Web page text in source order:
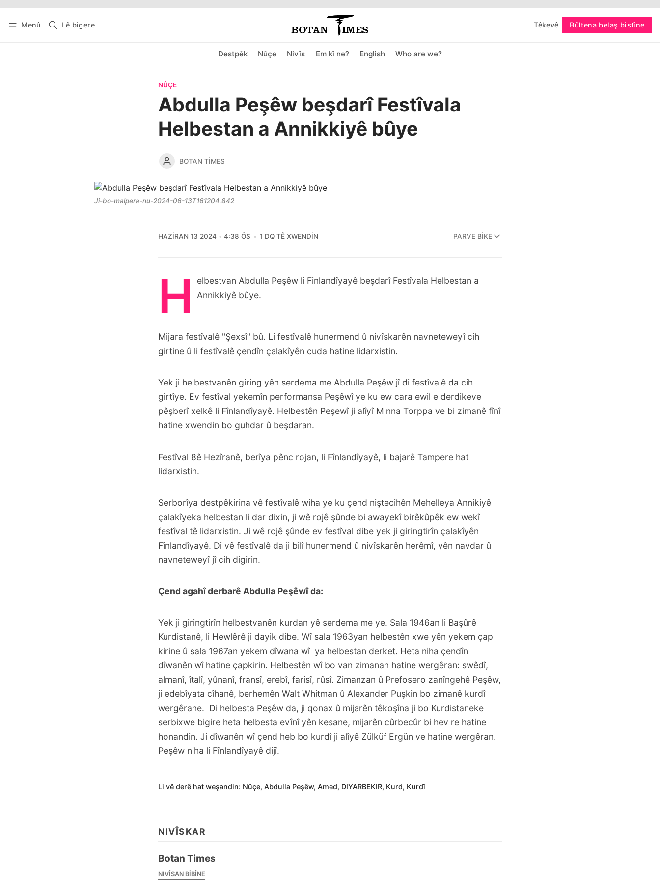
Menû Lê bigere Têkevê Bûltena belaş bistîne
Destpêk Nûçe Nivîs Em kî ne? English Who are we?
Têkevê Bûltena belaş bistîne bişopîne
NÛÇE
Abdulla Peşêw beşdarî Festîvala
Helbestan a Annikkiyê bûye
BOTAN TIMES
Ji-bo-malpera-nu-2024-06-13T161204.842
HAZIRAN 13 2024 4:38 ÖS 1 DQ TÊ XWENDIN PARVE BIKE
H
elbestvan Abdulla Peşêw li Finlandîyayê beşdarî Festîvala Helbestan a
Annikkiyê bûye.
Mijara festîvalê "Şexsî" bû. Li festîvalê hunermend û nivîskarên navneteweyî cih
girtine û li festîvalê çendîn çalakîyên cuda hatine lidarxistin.
Yek ji helbestvanên giring yên serdema me Abdulla Peşêw jî di festîvalê da cih
girtîye. Ev festîval yekemîn performansa Peşêwî ye ku ew cara ewil e derdikeve
pêşberî xelkê li Fînlandîyayê. Helbestên Peşewî ji alîyî Minna Torppa ve bi zimanê fînî
hatine xwendin bo guhdar û beşdaran.
Festîval 8ê Hezîranê, berîya pênc rojan, li Fînlandîyayê, li bajarê Tampere hat
lidarxistin.
Serborîya destpêkirina vê festîvalê wiha ye ku çend niştecihên Mehelleya Annikiyê
çalakîyeka helbestan li dar dixin, ji wê rojê şûnde bi awayekî birêkûpêk ew wekî
festîval tê lidarxistin. Ji wê rojê şûnde ev festîval dibe yek ji giringtirîn çalakîyên
Fînlandîyayê. Di vê festîvalê da ji bilî hunermend û nivîskarên herêmî, yên navdar û
navneteweyî jî cih digirin.
Çend agahî derbarê Abdulla Peşêwî da:
Yek ji giringtirîn helbestvanên kurdan yê serdema me ye. Sala 1946an li Başûrê
Kurdistanê, li Hewlêrê ji dayik dibe. Wî sala 1963yan helbestên xwe yên yekem çap
kirine û sala 1967an yekem dîwana wî ya helbestan derket. Heta niha çendîn
dîwanên wî hatine çapkirin. Helbestên wî bo van zimanan hatine wergêran: swêdî,
almanî, îtalî, yûnanî, fransî, erebî, farisî, rûsî. Zimanzan û Prefosero zanîngehê Peşêw,
ji edebîyata cîhanê, berhemên Walt Whitman û Alexander Puşkin bo zimanê kurdî
wergêrane. Di helbesta Peşêw da, ji qonax û mijarên têkoşîna ji bo Kurdistaneke
serbixwe bigire heta helbesta evînî yên kesane, mijarên cûrbecûr bi hev re hatine
honandin. Ji dîwanên wî çend heb bo kurdî ji alîyê Zülküf Ergün ve hatine wergêran.
Peşêw niha li Fînlandîyayê dijî.
Li vê derê hat weşandin: Nûçe, Abdulla Peşêw, Amed, DIYARBEKIR, Kurd, Kurdî
NIVÎSKAR
Botan Times
NIVÎSAN BIBÎNE